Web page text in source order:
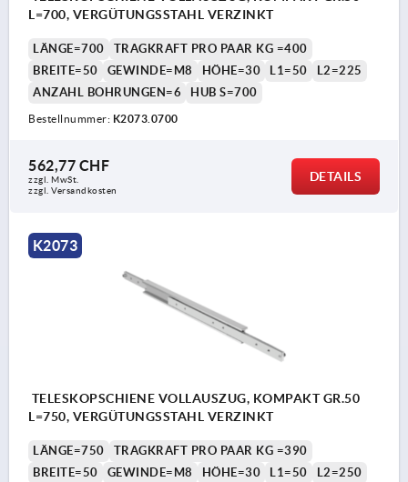
L=700, VERGÜTUNGSSTAHL VERZINKT
LÄNGE=700
TRAGKRAFT PRO PAAR KG =400
BREITE=50
GEWINDE=M8 HÖHE=30 L1=50
L2=225
ANZAHL BOHRUNGEN=6
HUB S=700
Bestellnummer: K2073.0700
562,77 CHF
zzgl. MwSt.
zzgl. Versandkosten
DETAILS
K2073
TELESKOPSCHIENE VOLLAUSZUG, KOMPAKT GR.50
L=750, VERGÜTUNGSSTAHL VERZINKT
LÄNGE=750
TRAGKRAFT PRO PAAR KG =390
BREITE=50
GEWINDE=M8 HÖHE=30 L1=50
L2=250